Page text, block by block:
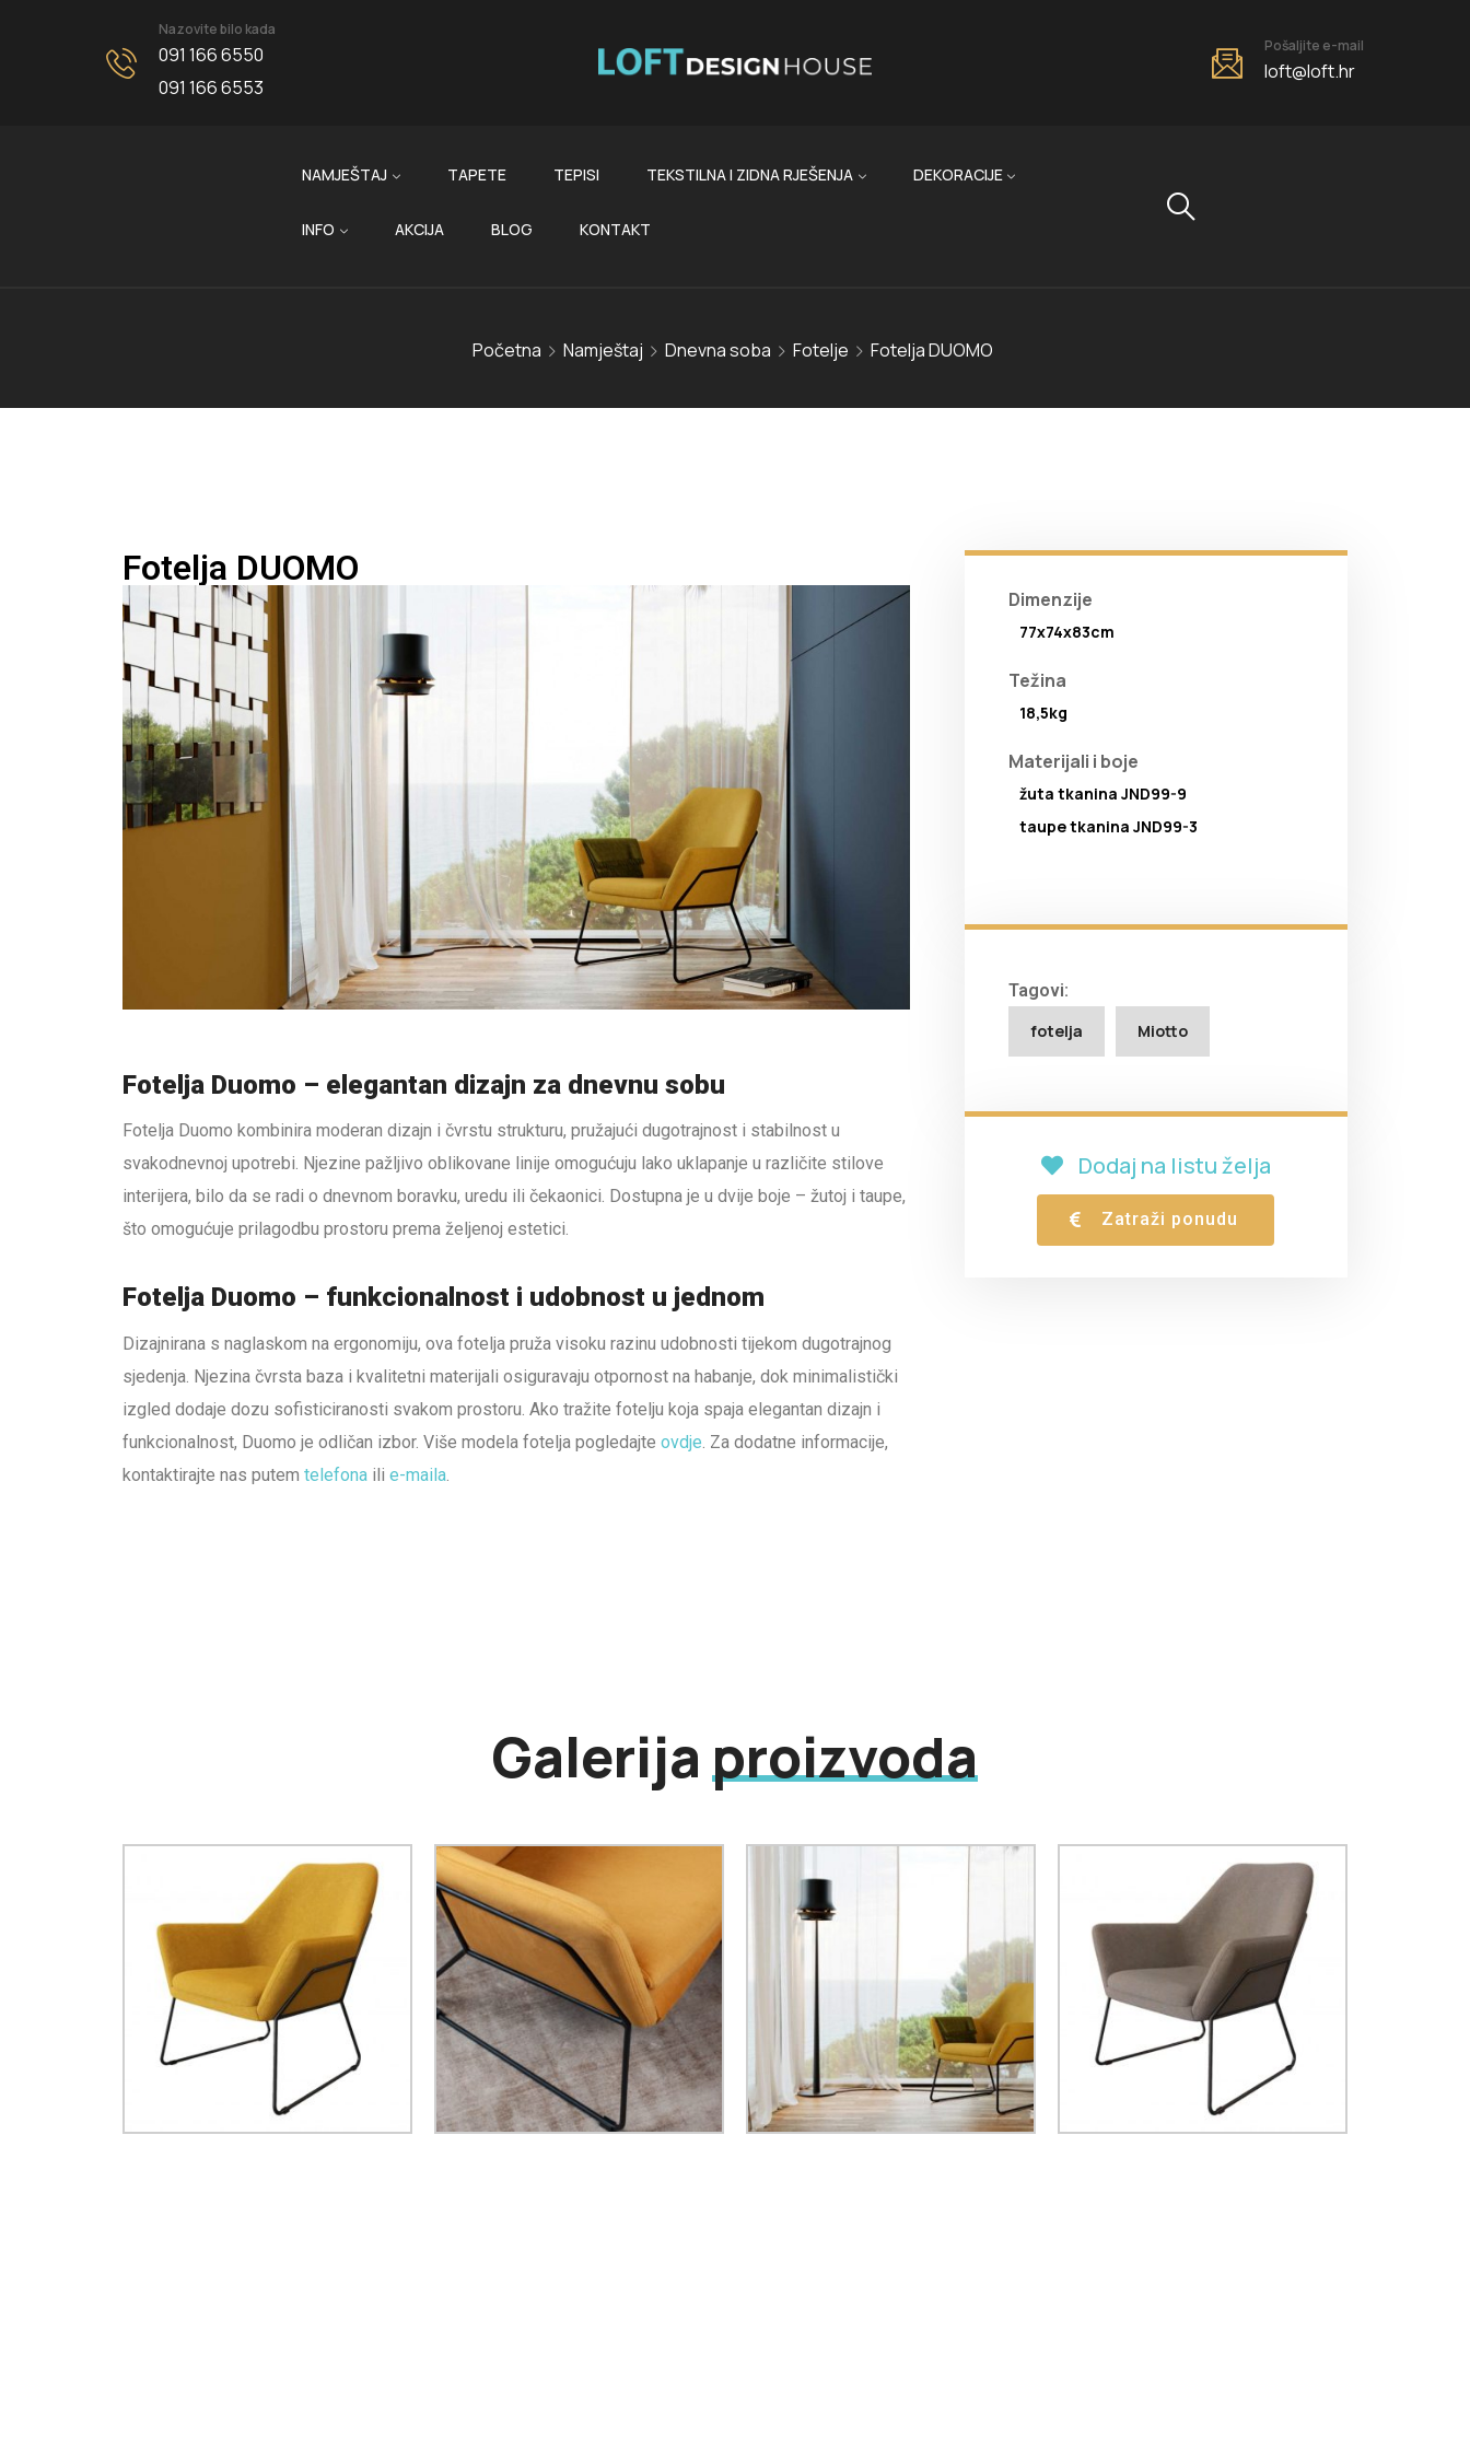
Nazovite bilo kada
091 166 6550
091 166 6553
Pošaljite e-mail
loft@loft.hr
NAMJEŠTAJ TAPETE TEPISI TEKSTILNA I ZIDNA RJEŠENJA DEKORACIJE
INFO AKCIJA BLOG KONTAKT
Početna Namještaj Dnevna soba Fotelje Fotelja DUOMO
Fotelja DUOMO
Fotelja Duomo – elegantan dizajn za dnevnu sobu
Fotelja Duomo kombinira moderan dizajn i čvrstu strukturu, pružajući dugotrajnost i stabilnost u
svakodnevnoj upotrebi. Njezine pažljivo oblikovane linije omogućuju lako uklapanje u različite stilove
interijera, bilo da se radi o dnevnom boravku, uredu ili čekaonici. Dostupna je u dvije boje – žutoj i taupe,
što omogućuje prilagodbu prostoru prema željenoj estetici.
Fotelja Duomo – funkcionalnost i udobnost u jednom
Dizajnirana s naglaskom na ergonomiju, ova fotelja pruža visoku razinu udobnosti tijekom dugotrajnog
sjedenja. Njezina čvrsta baza i kvalitetni materijali osiguravaju otpornost na habanje, dok minimalistički
izgled dodaje dozu sofisticiranosti svakom prostoru. Ako tražite fotelju koja spaja elegantan dizajn i
funkcionalnost, Duomo je odličan izbor. Više modela fotelja pogledajte ovdje . Za dodatne informacije,
kontaktirajte nas putem telefona ili e-maila
Dimenzije
77x74x83cm
Težina
18,5kg
Materijali i boje
žuta tkanina JND99-9
taupe tkanina JND99-3
Tagovi:
fotelja
Miotto
Dodaj na listu želja
Zatraži ponudu
Galerijaproizvoda